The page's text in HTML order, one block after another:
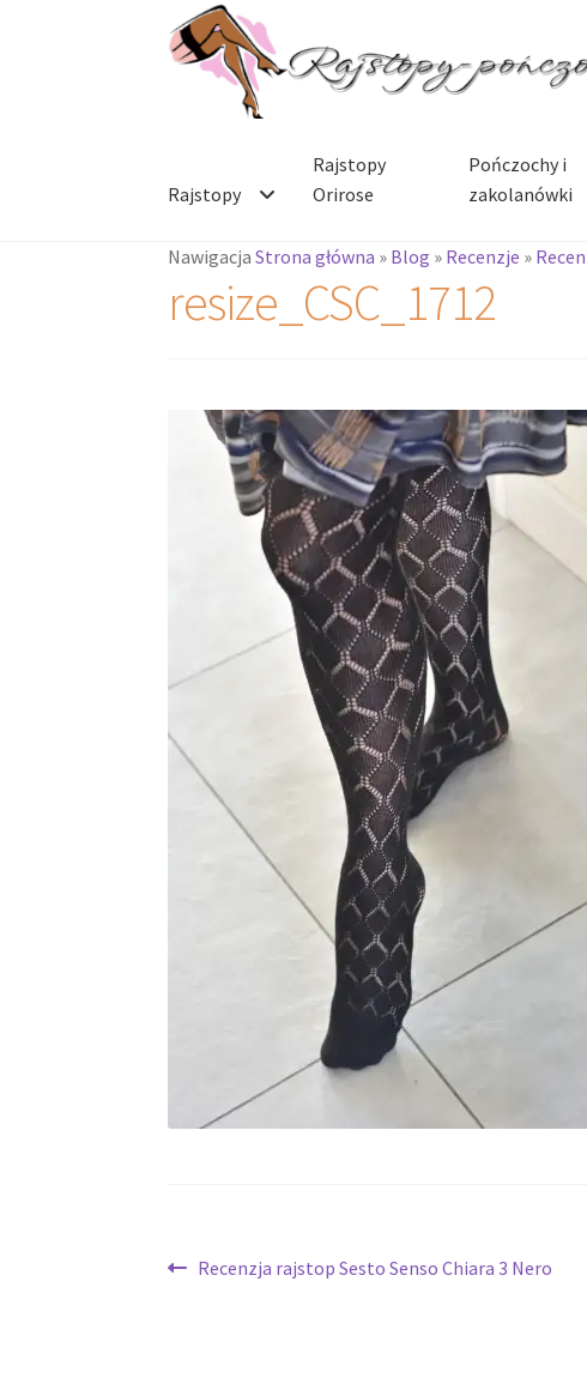
Przejdź
do
nawigacji
Przejdź
do
treści
Rajstopy
Rajstopy
Orirose
Pończochy i
zakolanówki
NawigacjaStrona główna » Blog » Recenzje »
resize_CSC_1712
Nawigacja
Poprzedni
Recenzja rajstop Sesto Senso Chiara 3 Nero